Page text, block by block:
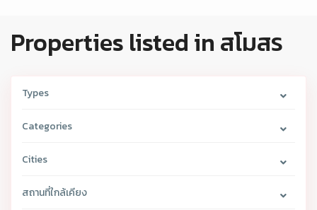
Properties listed in สโมสร
Types
Categories
Cities
สถานที่ใกล้เคียง